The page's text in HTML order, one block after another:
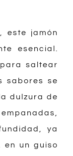
este jamón
esencial.
saltear
sabores se
dulzura de
ya
en un guiso